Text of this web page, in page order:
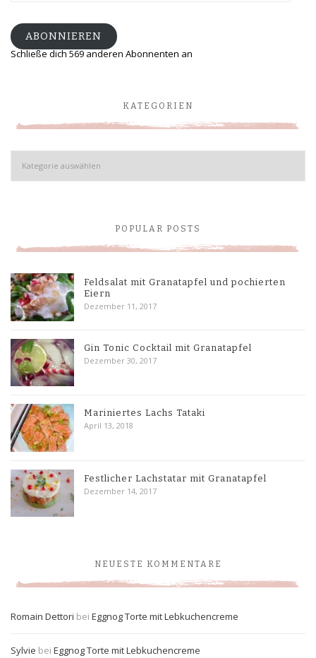
ABONNIEREN
Schließe dich 569 anderen Abonnenten an
KATEGORIEN
Kategorien
POPULAR POSTS
Feldsalat mit Granatapfel und pochierten
Eiern
Dezember 11, 2017
Gin Tonic Cocktail mit Granatapfel
Dezember 30, 2017
Mariniertes Lachs Tataki
April 13, 2018
Festlicher Lachstatar mit Granatapfel
Dezember 14, 2017
NEUESTE KOMMENTARE
Romain Dettori bei Eggnog Torte mit Lebkuchencreme
Sylvie bei Eggnog Torte mit Lebkuchencreme